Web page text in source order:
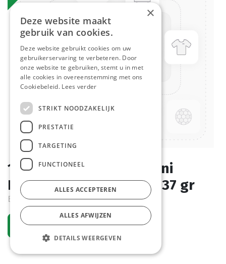
1818 Hamburger Bun Mini
Rustiek Pastridor 126 x 37 gr
Bestelartikel
Vraag een account aan
×
Deze website maakt
gebruik van cookies.
Deze website gebruikt cookies om uw
gebruikerservaring te verbeteren. Door
onze website te gebruiken, stemt u in met
alle cookies in overeenstemming met ons
Cookiebeleid. Lees verder
STRIKT NOODZAKELIJK
PRESTATIE
TARGETING
FUNCTIONEEL
ALLES ACCEPTEREN
ALLES AFWIJZEN
DETAILS WEERGEVEN